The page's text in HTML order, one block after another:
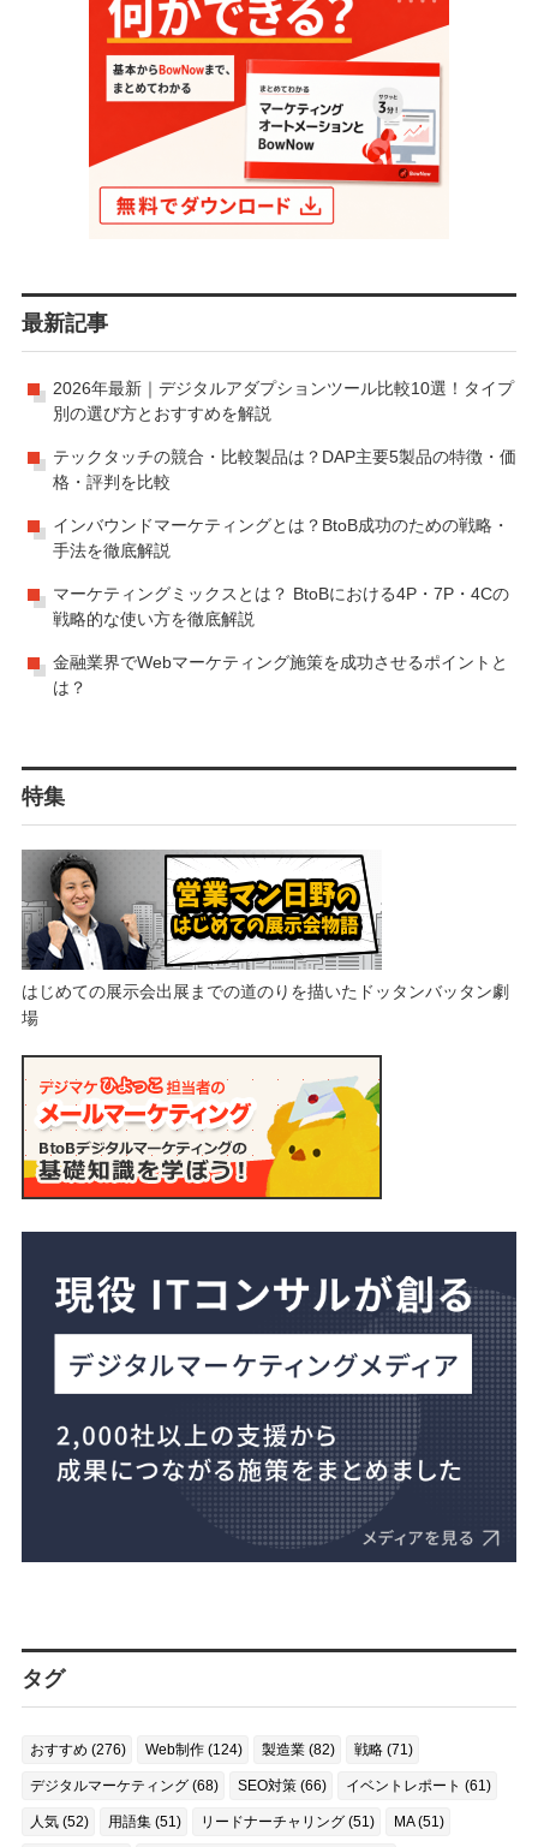
最新記事
2026年最新｜デジタルアダプションツール比較10選！タイプ
別の選び方とおすすめを解説
テックタッチの競合・比較製品は？DAP主要5製品の特徴・価
格・評判を比較
インバウンドマーケティングとは？BtoB成功のための戦略・
手法を徹底解説
マーケティングミックスとは？ BtoBにおける4P・7P・4Cの
戦略的な使い方を徹底解説
金融業界でWebマーケティング施策を成功させるポイントと
は？
特集
はじめての展示会出展までの道のりを描いたドッタンバッタン劇
場
タグ
おすすめ (276) Web制作 (124) 製造業 (82) 戦略 (71)
デジタルマーケティング (68) SEO対策 (66) イベントレポート (61)
人気 (52) 用語集 (51) リードナーチャリング (51) MA (51)